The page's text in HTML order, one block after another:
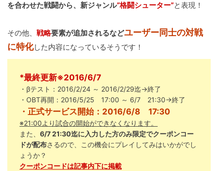
を合わせた戦闘から、新ジャンル“格闘シューター”と表現！
その他、 戦略要素が追加されるなどユーザー同士の対戦
に特化した内容になっているそうです！
*最終更新※2016/6/7
・βテスト：2016/2/24 ～ 2016/2/29迄→終了
・OBT再開：2016/5/25 17:00 ～ 6/7 21:30→終了
・正式サービス開始：2016/6/8 17:30
※21:00より試合の開始ができなくなります。
また、 6/7 21:30迄に入力した方のみ限定でクーポンコー
ドが配布さるので、この機会にプレイしてみはいかがでし
ょうか？
クーポンコードは記事内下に掲載